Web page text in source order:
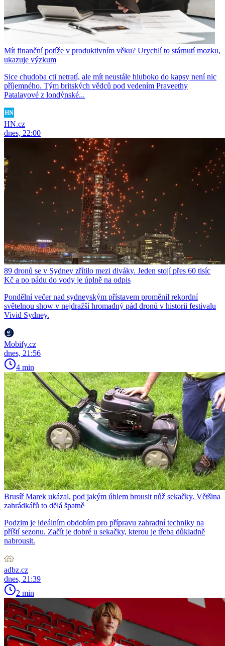
Mít finanční potíže v produktivním věku? Urychlí to stárnutí mozku,
ukazuje výzkum
Sice chudoba cti netratí, ale mít neustále hluboko do kapsy není nic
příjemného. Tým britských vědců pod vedením Praveethy
Patalayové z londýnské...
HN.cz
dnes, 22:00
89 dronů se v Sydney zřítilo mezi diváky. Jeden stojí přes 60 tisíc
Kč a po pádu do vody je úplně na odpis
Pondělní večer nad sydneyským přístavem proměnil rekordní
světelnou show v nejdražší hromadný pád dronů v historii festivalu
Vivid Sydney.
Mobify.cz
dnes, 21:56
4 min
Brusíř Marek ukázal, pod jakým úhlem brousit nůž sekačky. Většina
zahrádkářů to dělá špatně
Podzim je ideálním obdobím pro přípravu zahradní techniky na
příští sezonu. Začít je dobré u sekačky, kterou je třeba důkladně
nabrousit.
adbz.cz
dnes, 21:39
2 min